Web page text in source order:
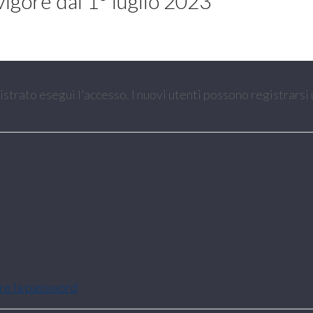
esegui l'accesso. I nuovi utenti possono
la password